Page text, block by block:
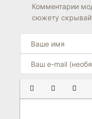
Комментарии
сюжету
ПОЛУЖИРНЫЙ
КУРСИВ